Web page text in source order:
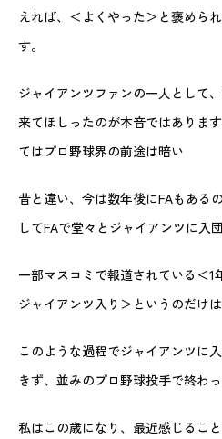
えれば、＜よくやった＞と褒めら
す。
ジャイアンツファンの一人として
来てほしったのが本音ではありま
てはプロ野球界の前途は暗い
昔と違い、今は数年後にFAもある
してFAで堂々とジャイアンツに入
一部マスコミで報道されている＜
ジャイアンツ入り＞というのだけ
このような過程でジャイアンツに
きず、並みのプロ野球投手で終わ
私はこの歳になり、最近感じること